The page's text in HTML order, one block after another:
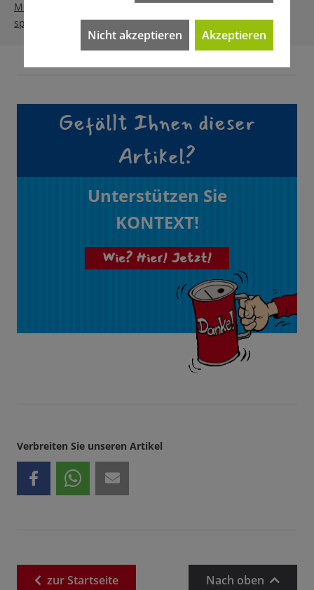
Monat sind Sie dabei. Gerne können Sie auch einmalig
spenden.
Gefällt Ihnen dieser
Artikel?
Unterstützen Sie
KONTEXT!
Wie? Hier! Jetzt!
Verbreiten Sie unseren Artikel
zurStartseite Nach oben
Nicht akzeptieren Akzeptieren